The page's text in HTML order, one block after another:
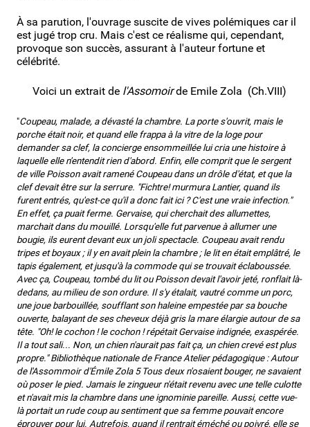
À sa parution, l'ouvrage suscite de vives polémiques car il
est jugé trop cru. Mais c'est ce réalisme qui, cependant,
provoque son succès, assurant à l'auteur fortune et
célébrité.
Voici un extrait de l'Assomoirde Emile Zola (Ch.VIII)
"Coupeau, malade, a dévasté la chambre. La porte s'ouvrit, mais le
porche était noir, et quand elle frappa à la vitre de la loge pour
demander sa clef, la concierge ensommeillée lui cria une histoire à
laquelle elle n'entendit rien d'abord. Enfin, elle comprit que le sergent
de ville Poisson avait ramené Coupeau dans un drôle d'état, et que la
clef devait être sur la serrure. "Fichtre! murmura Lantier, quand ils
furent entrés, qu'est-ce qu'il a donc fait ici ? C'est une vraie infection."
En effet, ça puait ferme. Gervaise, qui cherchait des allumettes,
marchait dans du mouillé. Lorsqu'elle fut parvenue à allumer une
bougie, ils eurent devant eux un joli spectacle. Coupeau avait rendu
tripes et boyaux ; il y en avait plein la chambre ; le lit en était emplâtré, le
tapis également, et jusqu'à la commode qui se trouvait éclaboussée.
Avec ça, Coupeau, tombé du lit ou Poisson devait l'avoir jeté, ronflait là-
dedans, au milieu de son ordure. Il s'y étalait, vautré comme un porc,
une joue barbouillée, soufflant son haleine empestée par sa bouche
ouverte, balayant de ses cheveux déjà gris la mare élargie autour de sa
tête. "Oh! le cochon ! le cochon ! répétait Gervaise indignée, exaspérée.
Il a tout sali... Non, un chien n'aurait pas fait ça, un chien crevé est plus
propre." Bibliothèque nationale de France Atelier pédagogique : Autour
de l'Assommoir d'Émile Zola 5 Tous deux n'osaient bouger, ne savaient
où poser le pied. Jamais le zingueur n'était revenu avec une telle culotte
et n'avait mis la chambre dans une ignominie pareille. Aussi, cette vue-
là portait un rude coup au sentiment que sa femme pouvait encore
éprouver pour lui. Autrefois, quand il rentrait éméché ou poivré, elle se